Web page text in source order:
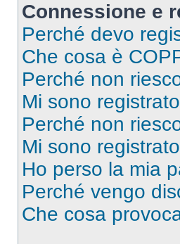
Connessione e
Perché devo
Che cosa è
Perché non
Mi sono
Perché non
Mi sono
Ho perso la mia
Perché vengo
Che cosa